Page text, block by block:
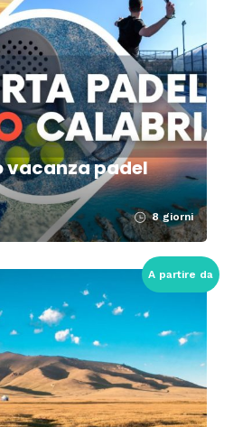
vacanza padel
8 giorni
A partire da